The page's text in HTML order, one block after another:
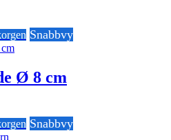
Snabbvy
Ø 8 cm
Snabbvy